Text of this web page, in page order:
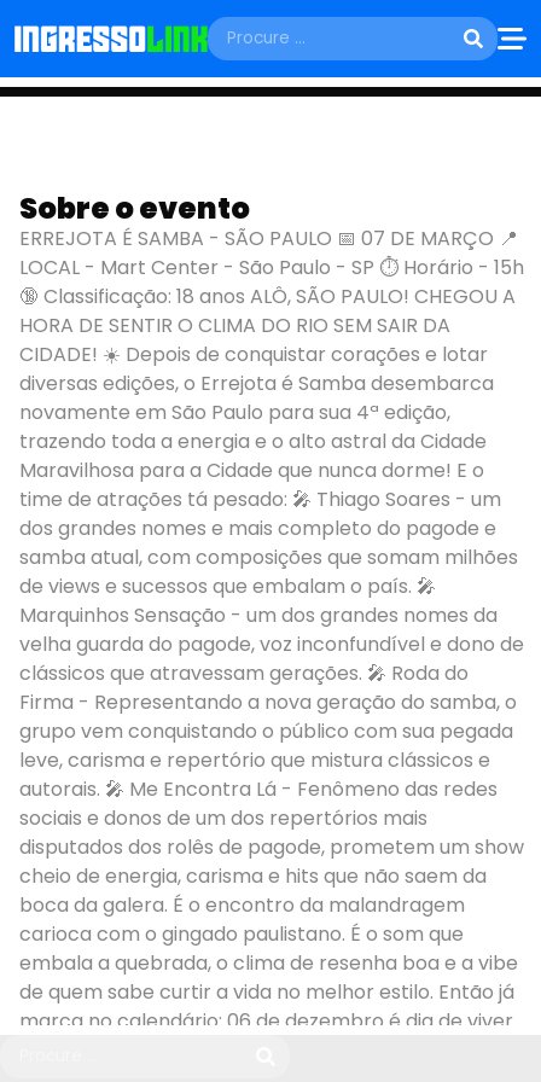
ERREJOTA É SAMBA
- SÃO PAULO
São Paulo - SP
Sobre o evento
ERREJOTA É SAMBA - SÃO PAULO 📅 07 DE MARÇO 📍
LOCAL - Mart Center - São Paulo - SP ⏱️ Horário - 15h
🔞 Classificação: 18 anos ALÔ, SÃO PAULO! CHEGOU A
HORA DE SENTIR O CLIMA DO RIO SEM SAIR DA
CIDADE! ☀️ Depois de conquistar corações e lotar
diversas edições, o Errejota é Samba desembarca
novamente em São Paulo para sua 4ª edição,
trazendo toda a energia e o alto astral da Cidade
Maravilhosa para a Cidade que nunca dorme! E o
time de atrações tá pesado: 🎤 Thiago Soares - um
dos grandes nomes e mais completo do pagode e
samba atual, com composições que somam milhões
de views e sucessos que embalam o país. 🎤
Marquinhos Sensação - um dos grandes nomes da
velha guarda do pagode, voz inconfundível e dono de
clássicos que atravessam gerações. 🎤 Roda do
Firma - Representando a nova geração do samba, o
grupo vem conquistando o público com sua pegada
leve, carisma e repertório que mistura clássicos e
autorais. 🎤 Me Encontra Lá - Fenômeno das redes
sociais e donos de um dos repertórios mais
disputados dos rolês de pagode, prometem um show
cheio de energia, carisma e hits que não saem da
boca da galera. É o encontro da malandragem
carioca com o gingado paulistano. É o som que
embala a quebrada, o clima de resenha boa e a vibe
de quem sabe curtir a vida no melhor estilo. Então já
marca no calendário: 06 de dezembro é dia de viver